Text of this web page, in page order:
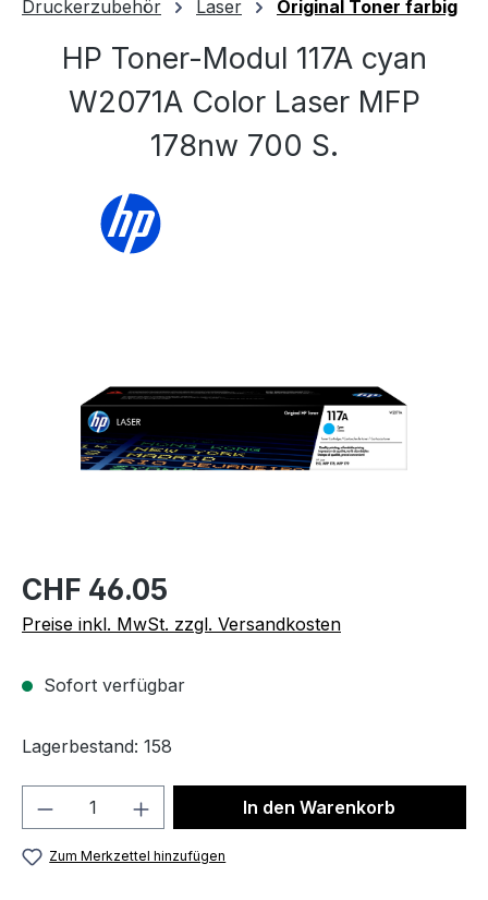
Druckerzubehör Laser Original Toner farbig
HP Toner-Modul 117A cyan
W2071A Color Laser MFP
178nw 700 S.
CHF 46.05
Preise inkl. MwSt. zzgl. Versandkosten
Sofort verfügbar
Lagerbestand: 158
Produkt Anzahl: Gib denIn den Warenkorb
Zum Merkzettel hinzufügen